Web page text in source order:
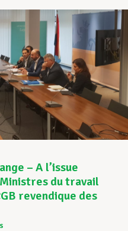
– A l’issue
du travail
revendique des